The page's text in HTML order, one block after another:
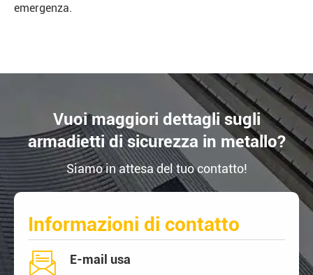
emergenza.
Vuoi maggiori dettagli sugli
armadietti di sicurezza in metallo?
Siamo in attesa del tuo contatto!
Informazioni di contatto

E-mail usa